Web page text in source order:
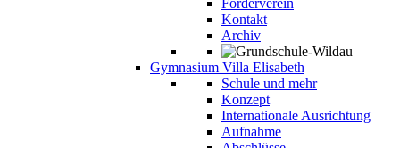
Förderverein
Kontakt
Archiv
Gymnasium Villa Elisabeth
Schule und mehr
Konzept
Internationale Ausrichtung
Aufnahme